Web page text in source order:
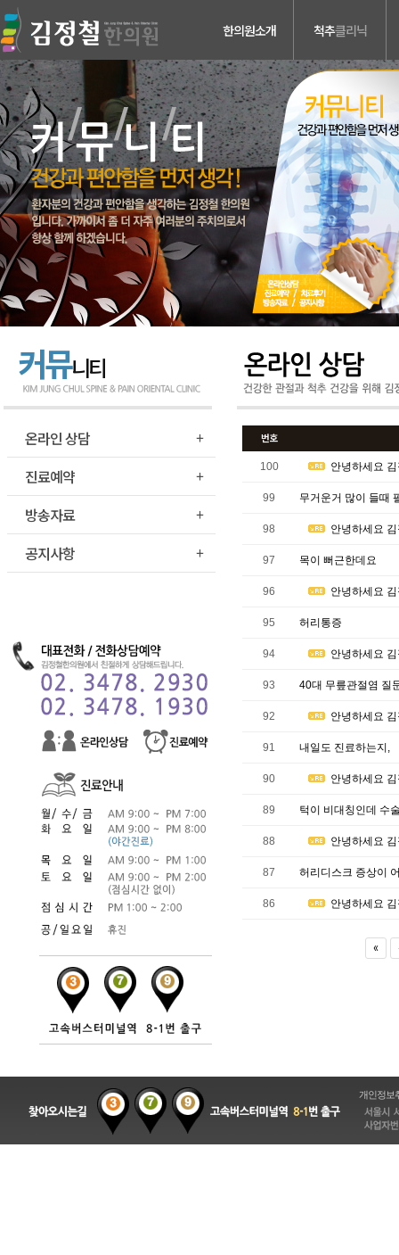
한의원소개 척추클리닉
의료진소개
진료안내
검사장비소개
치료장비소개
병원둘러보기
찾아오시는길
허리디스크
목디스크
척추관 협착증
척추분리증 &
척추전방전위증
척추수술후유증
커뮤니티
온라인 상담
진료예약
방송자료
공지사항
번호
100 안녕하세요
99 무거운거 많이 들때
98 안녕하세요
97 목이 뻐근한데요
96 안녕하세요
95 허리통증
94 안녕하세요
93 40대 무릎관절염 질
92 안녕하세요
91 내일도 진료하는지,
90 안녕하세요
89 턱이 비대칭인데 수
88 안녕하세요
87 허리디스크 증상이
86 안녕하세요
«
개인정보